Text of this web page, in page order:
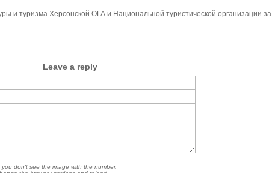
и туризма Херсонской ОГА и Национальной туристической организации за
Leave a reply
you don't see the image with the number,